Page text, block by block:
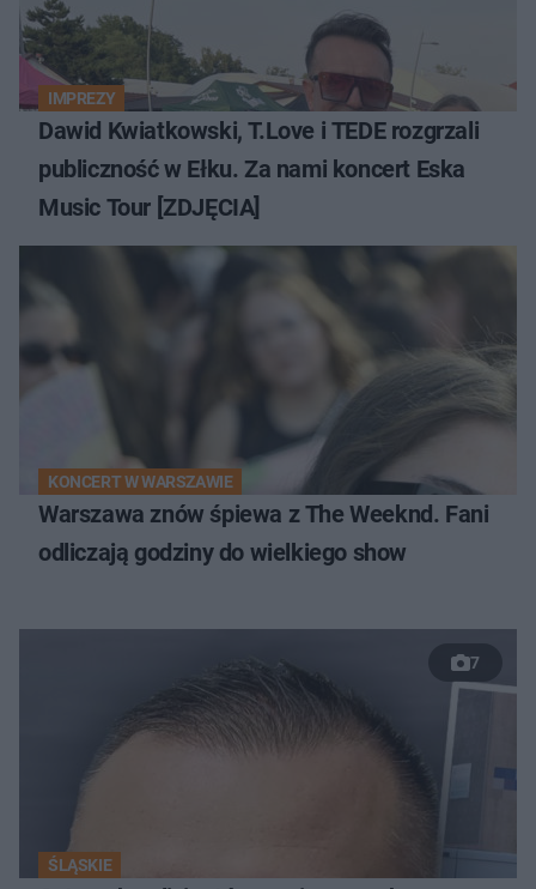
IMPREZY
Dawid Kwiatkowski, T.Love i TEDE rozgrzali
publiczność w Ełku. Za nami koncert Eska
Music Tour [ZDJĘCIA]
KONCERT W WARSZAWIE
Warszawa znów śpiewa z The Weeknd. Fani
odliczają godziny do wielkiego show
7
ŚLĄSKIE